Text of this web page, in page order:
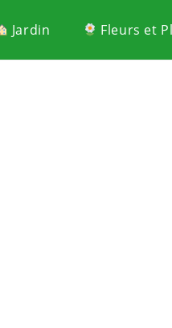
Jardin Fleurs et